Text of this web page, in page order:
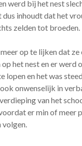
werd bij het nest
dus inhoudt dat het
zelden tot broeden.
op te lijken dat
het nest en er
lopen en het was
onwenselijk in
van het
er min of meer
volgen.